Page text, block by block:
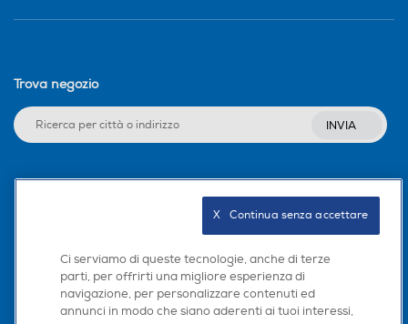
Trova negozio
INVIA
Scarica la nostra app
Ci serviamo di queste tecnologie, anche di terze
parti, per offrirti una migliore esperienza di
navigazione, per personalizzare contenuti ed
annunci in modo che siano aderenti ai tuoi interessi,
X   Continua senza accettare